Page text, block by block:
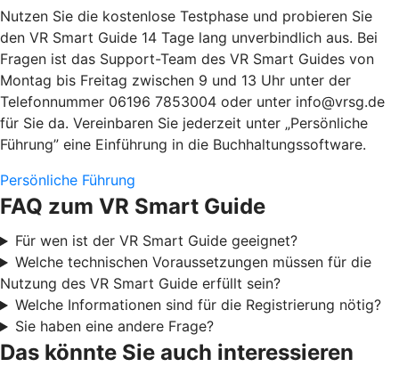
Nutzen Sie die kostenlose Testphase und probieren Sie
den VR Smart Guide 14 Tage lang unverbindlich aus. Bei
Fragen ist das Support-Team des VR Smart Guides von
Montag bis Freitag zwischen 9 und 13 Uhr unter der
Telefonnummer 06196 7853004 oder unter info@vrsg.de
für Sie da. Vereinbaren Sie jederzeit unter „Persönliche
Führung” eine Einführung in die Buchhaltungssoftware.
Persönliche Führung
FAQ zum VR Smart Guide
Für wen ist der VR Smart Guide geeignet?
Welche technischen Voraussetzungen müssen für die
Nutzung des VR Smart Guide erfüllt sein?
Welche Informationen sind für die Registrierung nötig?
Sie haben eine andere Frage?
Das könnte Sie auch interessieren